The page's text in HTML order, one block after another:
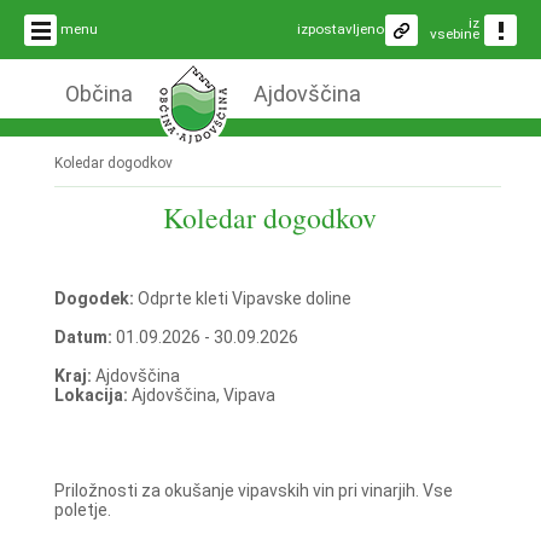
menu iz
vsebine
izpostavljeno
Občina Ajdovščina
Koledar dogodkov
Koledar dogodkov
Dogodek: Odprte kleti Vipavske doline
Datum: 01.09.2026 - 30.09.2026
Kraj: Ajdovščina
Lokacija: Ajdovščina, Vipava
Priložnosti za okušanje vipavskih vin pri vinarjih. Vse
poletje.